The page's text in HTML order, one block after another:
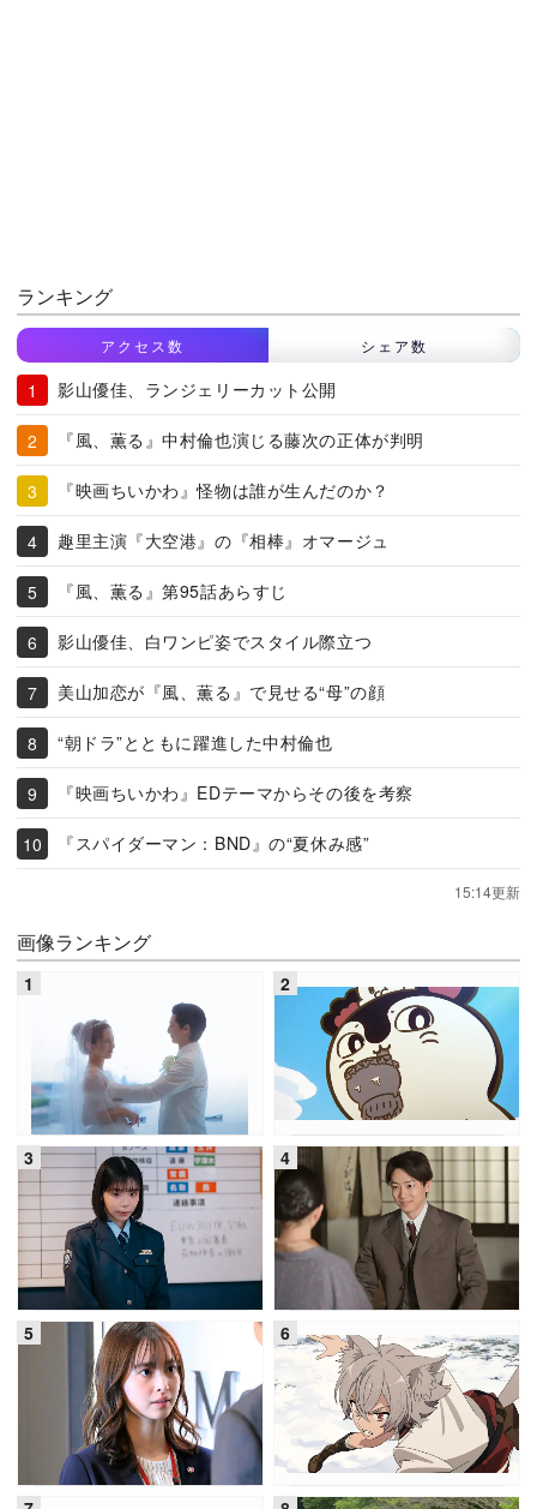
ランキング
アクセス数 シェア数
影山優佳、ランジェリーカット公開
『風、薫る』中村倫也演じる藤次の正体が判明
『映画ちいかわ』怪物は誰が生んだのか？
趣里主演『大空港』の『相棒』オマージュ
『風、薫る』第95話あらすじ
影山優佳、白ワンピ姿でスタイル際立つ
美山加恋が『風、薫る』で見せる“母”の顔
“朝ドラ”とともに躍進した中村倫也
『映画ちいかわ』EDテーマからその後を考察
『スパイダーマン：BND』の“夏休み感”
15:14更新
画像ランキング